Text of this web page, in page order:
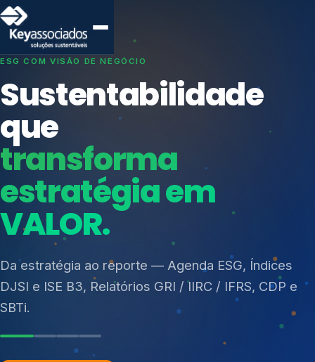
SISTEMAS DE GESTÃO OTIMIZADOS E INTEGRADOS
Conformidade que
protege seu
negócio.
Consultoria, auditoria e treinamentos em ISO 27001,
ISO 27701, ISO 42001, ISO 37001, ISO 9001, ISO
14001, ISO 45001, ONA e PNQ — Gestão de
resíduos sólidos (PGRS/PMGRS).
Índices de Mercado
Mudanças Climáticas
Reputação e Cadeia
Reporte Regulatório